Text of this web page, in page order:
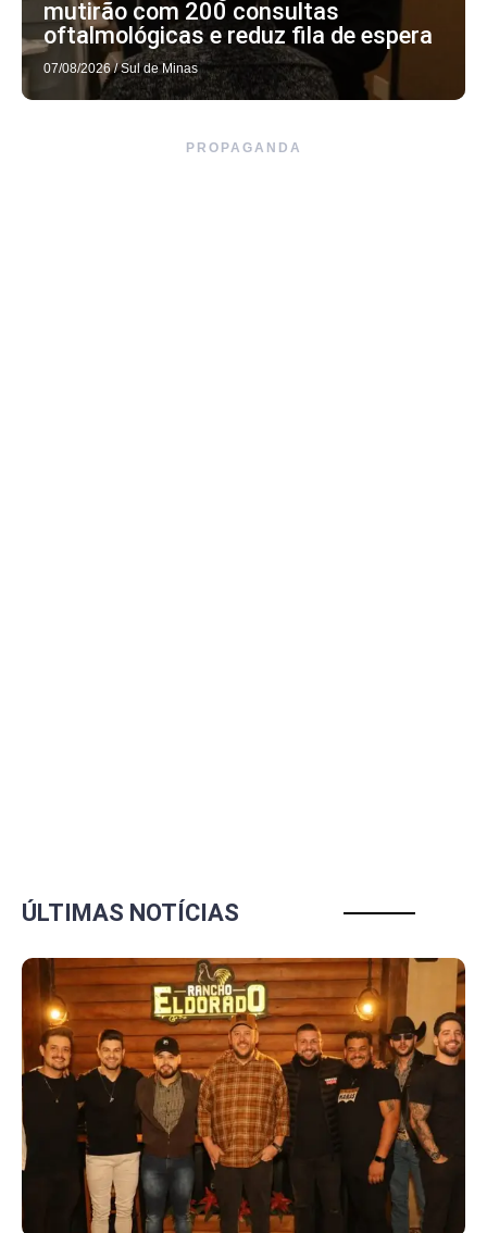
mutirão com 200 consultas
oftalmológicas e reduz fila de espera
07/08/2026 / Sul de Minas
PROPAGANDA
ÚLTIMAS NOTÍCIAS